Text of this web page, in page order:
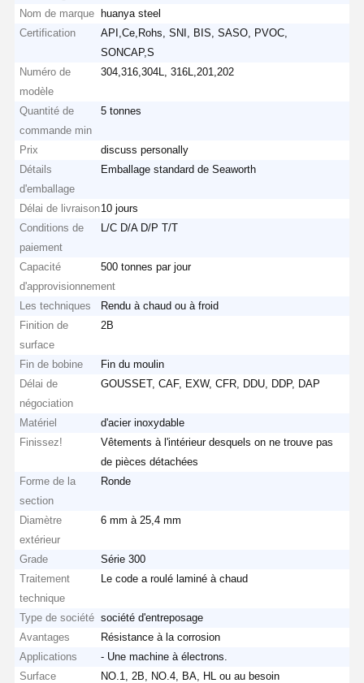
Nom de marque
huanya steel
Certification
API,Ce,Rohs, SNI, BIS, SASO, PVOC,
SONCAP,S
Numéro de
modèle
304,316,304L, 316L,201,202
Quantité de
commande min
5 tonnes
Prix
discuss personally
Détails
d'emballage
Emballage standard de Seaworth
Délai de livraison10 jours
Conditions de
paiement
L/C D/A D/P T/T
Capacité
d'approvisionnement
500 tonnes par jour
Les techniques
Rendu à chaud ou à froid
Finition de
surface
2B
Fin de bobine
Fin du moulin
Délai de
négociation
GOUSSET, CAF, EXW, CFR, DDU, DDP, DAP
Matériel
d'acier inoxydable
Finissez!
Vêtements à l'intérieur desquels on ne trouve pas
de pièces détachées
Forme de la
section
Ronde
Diamètre
extérieur
6 mm à 25,4 mm
Grade
Série 300
Traitement
technique
Le code a roulé laminé à chaud
Type de société société d'entreposage
Avantages
Résistance à la corrosion
Applications
- Une machine à électrons.
Surface
NO.1, 2B, NO.4, BA, HL ou au besoin